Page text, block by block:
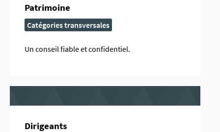
Patrimoine
Catégories transversales
Un conseil fiable et confidentiel.
Dirigeants